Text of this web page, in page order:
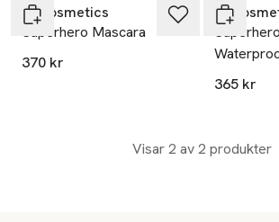
IT Cosmetics
Superhero Mascara
370 kr
IT
365 kr
Visar 2 av 2 produkter